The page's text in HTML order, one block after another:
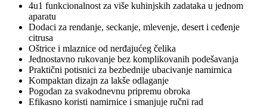
4u1 funkcionalnost za više kuhinjskih zadataka u jednom
aparatu
Dodaci za rendanje, seckanje, mlevenje, desert i ceđenje
citrusa
Oštrice i mlaznice od nerđajućeg čelika
Jednostavno rukovanje bez komplikovanih podešavanja
Praktični potisnici za bezbednije ubacivanje namirnica
Kompaktan dizajn za lakše odlaganje
Pogodan za svakodnevnu pripremu obroka
Efikasno koristi namirnice i smanjuje ručni rad